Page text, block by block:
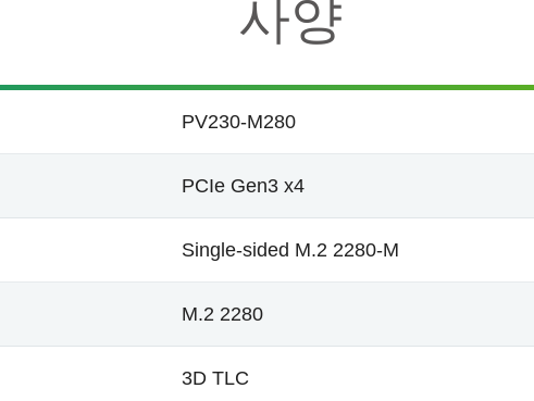
사양
PV230-M280
PCIe Gen3 x4
Single-sided M.2 2280-M
M.2 2280
3D TLC